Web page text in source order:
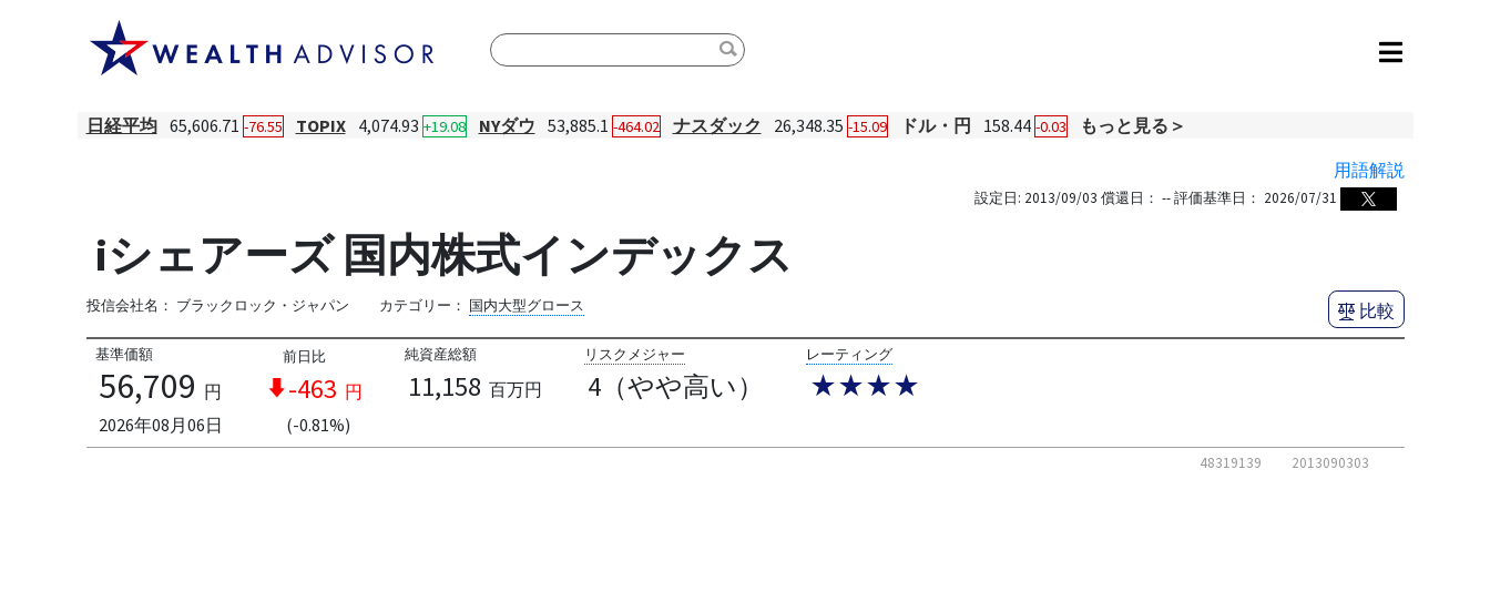
日経平均 65,606.71 -76.55 TOPIX 4,074.93 +19.08 NYダウ 53,885.1 -464.02 ナスダック 26,348.35 -15.09 ドル・円 158.44 -0.03
もっと見る＞
用語解説
設定日: 2013/09/03 償還日： -- 評価基準日： 2026/07/31
iシェアーズ 国内株式インデックス
投信会社名： ブラックロック・ジャパン カテゴリー： 国内大型グロース 比較
基準価額
56,709 円
2026年08月06日
前日比
-463 円
(-0.81%)
純資産総額
11,158 百万円
リスクメジャー
4（やや高い）
レーティング
★★★★
48319139 2013090303